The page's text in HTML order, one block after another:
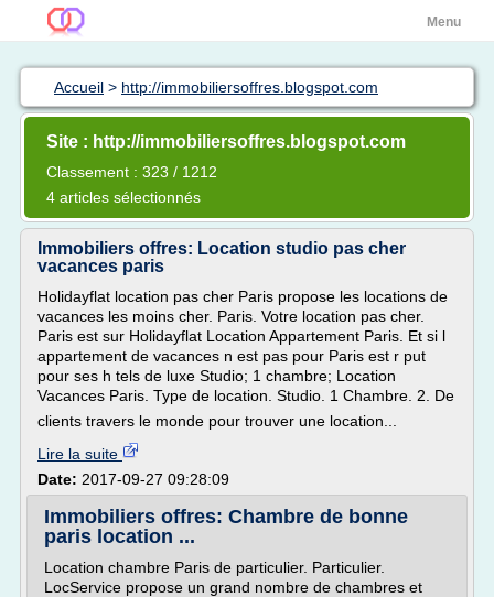
Menu
Accueil > http://immobiliersoffres.blogspot.com
Site : http://immobiliersoffres.blogspot.com
Classement : 323 / 1212
4 articles sélectionnés
Immobiliers offres: Location studio pas cher
vacances paris
Holidayflat location pas cher Paris propose les locations de
vacances les moins cher. Paris. Votre location pas cher.
Paris est sur Holidayflat Location Appartement Paris. Et si l
appartement de vacances n est pas pour Paris est r put
pour ses h tels de luxe Studio; 1 chambre; Location
Vacances Paris. Type de location. Studio. 1 Chambre. 2. De
clients travers le monde pour trouver une location...
Lire la suite
Date: 2017-09-27 09:28:09
Immobiliers offres: Chambre de bonne
paris location ...
Location chambre Paris de particulier. Particulier.
LocService propose un grand nombre de chambres et